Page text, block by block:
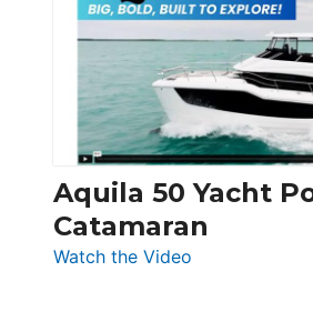
62
Electronic
Aquila 50 Yacht
Catamaran
Watch the Video